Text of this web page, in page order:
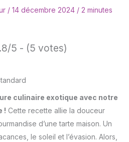
/ 14 décembre 2024 / 2 minutes
5 - (5 votes)
culinaire exotique avec notre
! Cette recette allie la douceur
d’une tarte maison. Un
le soleil et l’évasion. Alors,